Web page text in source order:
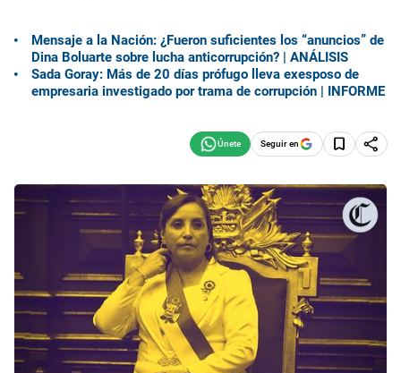
Mensaje a la Nación: ¿Fueron suficientes los “anuncios” de
Dina Boluarte sobre lucha anticorrupción? | ANÁLISIS
Sada Goray: Más de 20 días prófugo lleva exesposo de
empresaria investigado por trama de corrupción | INFORME
Seguir en